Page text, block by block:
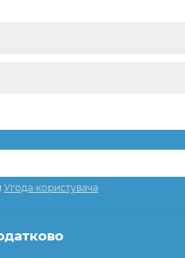
Угода користувача